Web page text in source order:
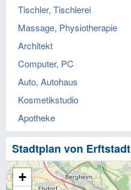
Tischler, Tischlerei
Massage, Physiotherapie
Architekt
Computer, PC
Auto, Autohaus
Kosmetikstudio
Apotheke
Stadtplan von Erftstadt
+